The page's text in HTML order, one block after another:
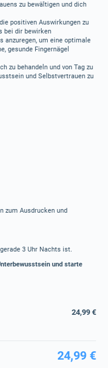
zu bewältigen und dich
positiven Auswirkungen zu
bei dir bewirken
anzuregen, um eine optimale
gesunde Fingernägel
zu behandeln und von Tag zu
und Selbstvertrauen zu
zum Ausdrucken und
3 Uhr Nachts ist.
und starte
24,99 €
24,99 €